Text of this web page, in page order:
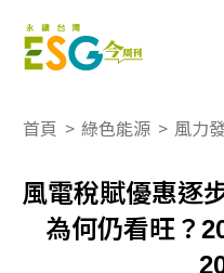
首頁 > 綠色能源 > 風力
風電稅賦優惠逐
為何仍看旺？